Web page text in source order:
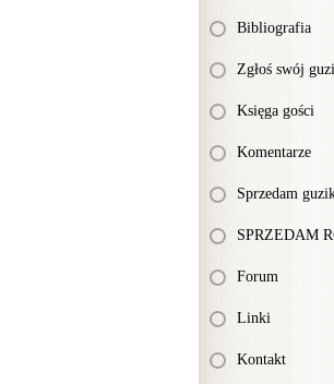
Bibliografia
Zgłoś swój
Księga gości
Komentarze
Sprzedam
SPRZEDAM
Forum
Linki
Kontakt